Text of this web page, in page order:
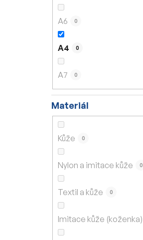
A6 0
A4 0
A7 0
Materiál
Kůže 0
Nylon a imitace kůže 0
Textil a kůže 0
Imitace kůže (koženka)